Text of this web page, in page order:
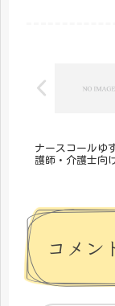
ナースコールゆ
護師・介護士向
コメン